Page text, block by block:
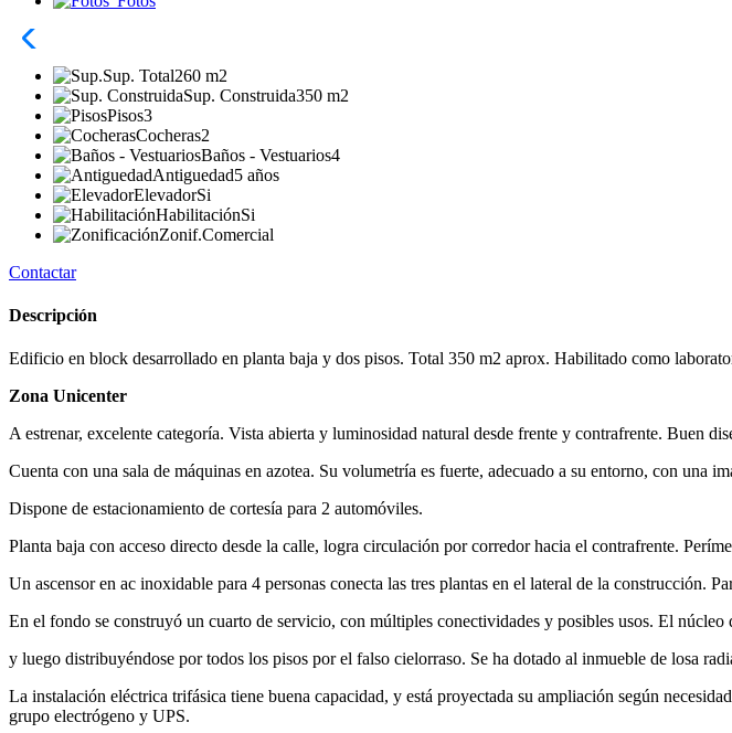
Sup. Total260 m2
Sup. Construida350 m2
Pisos3
Cocheras2
Baños - Vestuarios4
Antiguedad5 años
ElevadorSi
HabilitaciónSi
Zonif.Comercial
Contactar
Descripción
Edificio en block desarrollado en planta baja y dos pisos. Total 350 m2 aprox. Habilitado como
Zona Unicenter
A estrenar, excelente categoría. Vista abierta y luminosidad natural desde frente y contrafrente. Buen
Cuenta con una sala de máquinas en azotea. Su volumetría es fuerte, adecuado a su entorno, con una
Dispone de estacionamiento de cortesía para 2 automóviles.
Planta baja con acceso directo desde la calle, logra circulación por corredor hacia el contrafrente.
Un ascensor en ac inoxidable para 4 personas conecta las tres plantas en el lateral de la construcción.
En el fondo se construyó un cuarto de servicio, con múltiples conectividades y posibles usos. El
y luego distribuyéndose por todos los pisos por el falso cielorraso. Se ha dotado al inmueble de losa
La instalación eléctrica trifásica tiene buena capacidad, y está proyectada su ampliación según
grupo electrógeno y UPS.